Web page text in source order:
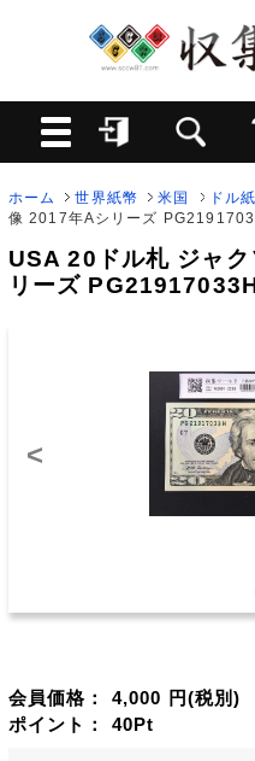
ホーム 世界紙幣 米国 ドル
像 2017年Aシリーズ
USA 20ドル札 ジャ
リーズ
<
会員価格： 4,000 円(税別)
ポイント： 40Pt